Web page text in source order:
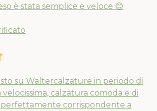
è stata semplice e veloce 😊
su Waltercalzature in periodo di
velocissima, calzatura comoda e di
corrispondente a